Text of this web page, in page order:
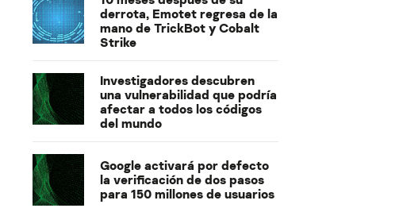
derrota, Emotet regresa de la
mano de TrickBot y Cobalt
Strike
Investigadores descubren
una vulnerabilidad que podría
afectar a todos los códigos
del mundo
Google activará por defecto
la verificación de dos pasos
para 150 millones de usuarios